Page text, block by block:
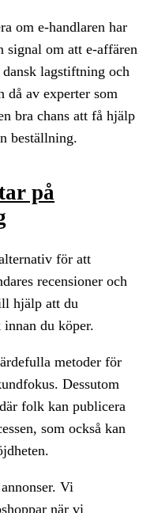
om e-handlaren har
signal om att e-affären
lagstiftning och
då av experter som
bra chans att få hjälp
beställning.
på
för att
recensioner och
hjälp att du
du köper.
metoder för
Dessutom
folk kan publicera
som också kan
Vi
när vi